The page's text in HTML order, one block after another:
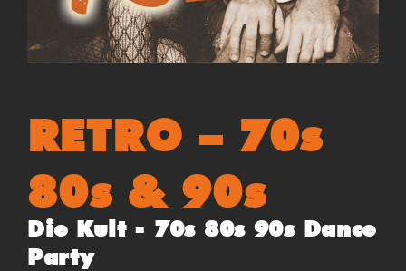
RETRO – 70s
80s & 90s
Die Kult - 70s 80s 90s Dance
Party